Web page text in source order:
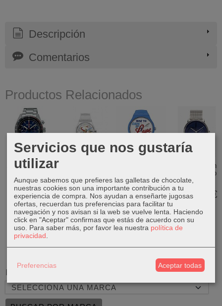
Marcas
Descripción
Comentarios
Productos Relacionados
Seiko Prospex
SSC815P1
725,00 €
SO28K100
Clearly...
80,00 €
Valentín
SUOZ353
110,00 €
Reloj CK Iconic
Mesh Acero
25200031
149,00 €
Servicios que nos gustaría
utilizar
Aunque sabemos que prefieres las galletas de chocolate,
nuestras cookies son una importante contribución a tu
experiencia de compra. Nos ayudan a enseñarte jugosas
ofertas, recuerdan tus preferencias para facilitar tu
navegación y nos avisan si la web se vuelve lenta. Haciendo
click en "Aceptar" confirmas que estás de acuerdo con su
uso. Para saber más, por favor lea nuestra política de
privacidad
Preferencias Aceptar todas